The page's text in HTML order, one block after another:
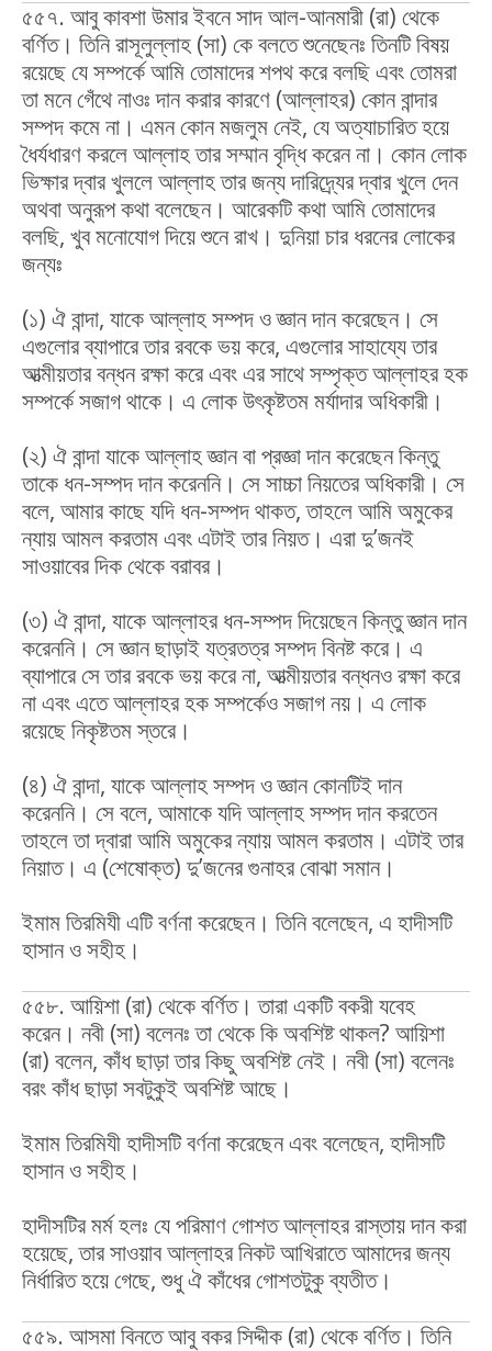
৫৫৭. আবু কাবশা উমার ইবনে সাদ আল-আনমারী (রা) থেকে
বর্ণিত। তিনি রাসূলুল্লাহ (সা) কে বলতে শুনেছেনঃ তিনটি বিষয়
রয়েছে যে সম্পর্কে আমি তোমাদের শপথ করে বলছি এবং তোমরা
তা মনে গেঁথে নাওঃ দান করার কারণে (আল্লাহর) কোন বান্দার
সম্পদ কমে না। এমন কোন মজলুম নেই, যে অত্যাচারিত হয়ে
ধৈর্যধারণ করলে আল্লাহ তার সম্মান বৃদ্ধি করেন না। কোন লোক
ভিক্ষার দ্বার খুললে আল্লাহ তার জন্য দারিদ্র্যের দ্বার খুলে দেন
অথবা অনুরূপ কথা বলেছেন। আরেকটি কথা আমি তোমাদের
বলছি, খুব মনোযোগ দিয়ে শুনে রাখ। দুনিয়া চার ধরনের লোকের
জন্যঃ
(১) ঐ বান্দা, যাকে আল্লাহ সম্পদ ও জ্ঞান দান করেছেন। সে
এগুলোর ব্যাপারে তার রবকে ভয় করে, এগুলোর সাহায্যে তার
আত্মীয়তার বন্ধন রক্ষা করে এবং এর সাথে সম্পৃক্ত আল্লাহর হক
সম্পর্কে সজাগ থাকে। এ লোক উৎকৃষ্টতম মর্যাদার অধিকারী।
(২) ঐ বান্দা যাকে আল্লাহ জ্ঞান বা প্রজ্ঞা দান করেছেন কিন্তু
তাকে ধন-সম্পদ দান করেননি। সে সাচ্চা নিয়তের অধিকারী। সে
বলে, আমার কাছে যদি ধন-সম্পদ থাকত, তাহলে আমি অমুকের
ন্যায় আমল করতাম এবং এটাই তার নিয়ত। এরা দু’জনই
সাওয়াবের দিক থেকে বরাবর।
(৩) ঐ বান্দা, যাকে আল্লাহর ধন-সম্পদ দিয়েছেন কিন্তু জ্ঞান দান
করেননি। সে জ্ঞান ছাড়াই যত্রতত্র সম্পদ বিনষ্ট করে। এ
ব্যাপারে সে তার রবকে ভয় করে না, আত্মীয়তার বন্ধনও রক্ষা করে
না এবং এতে আল্লাহর হক সম্পর্কেও সজাগ নয়। এ লোক
রয়েছে নিকৃষ্টতম স্তরে।
(৪) ঐ বান্দা, যাকে আল্লাহ সম্পদ ও জ্ঞান কোনটিই দান
করেননি। সে বলে, আমাকে যদি আল্লাহ সম্পদ দান করতেন
তাহলে তা দ্বারা আমি অমুকের ন্যায় আমল করতাম। এটাই তার
নিয়াত। এ (শেষোক্ত) দু’জনের গুনাহর বোঝা সমান।
ইমাম তিরমিযী এটি বর্ণনা করেছেন। তিনি বলেছেন, এ হাদীসটি
হাসান ও সহীহ।
৫৫৮. আয়িশা (রা) থেকে বর্ণিত। তারা একটি বকরী যবেহ
করেন। নবী (সা) বলেনঃ তা থেকে কি অবশিষ্ট থাকল? আয়িশা
(রা) বলেন, কাঁধ ছাড়া তার কিছু অবশিষ্ট নেই। নবী (সা) বলেনঃ
বরং কাঁধ ছাড়া সবটুকুই অবশিষ্ট আছে।
ইমাম তিরমিযী হাদীসটি বর্ণনা করেছেন এবং বলেছেন, হাদীসটি
হাসান ও সহীহ।
হাদীসটির মর্ম হলঃ যে পরিমাণ গোশত আল্লাহর রাস্তায় দান করা
হয়েছে, তার সাওয়াব আল্লাহর নিকট আখিরাতে আমাদের জন্য
নির্ধারিত হয়ে গেছে, শুধু ঐ কাঁধের গোশতটুকু ব্যতীত।
৫৫৯. আসমা বিনতে আবু বকর সিদ্দীক (রা) থেকে বর্ণিত। তিনি